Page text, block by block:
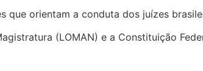
que orientam a conduta dos juízes
(LOMAN) e a Constituição